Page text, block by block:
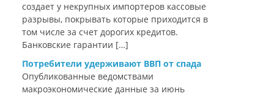
создает у некрупных импортеров кассовые
разрывы, покрывать которые приходится в
том числе за счет дорогих кредитов.
Банковские гарантии […]
Потребители удерживают ВВП от спада
Опубликованные ведомствами
макроэкономические данные за июнь